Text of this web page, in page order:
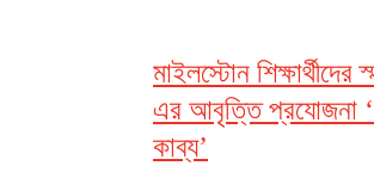
মাইলস্টোন শিক্ষার্থীদের
এর আবৃত্তি প্রযোজনা
কাব্য’